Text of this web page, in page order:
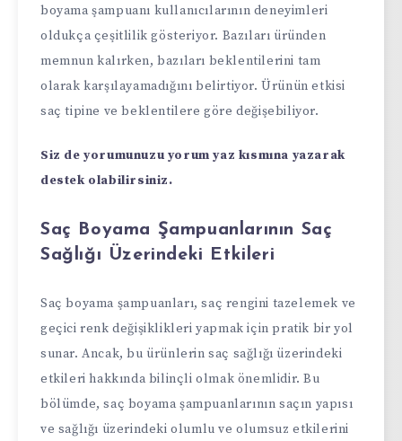
boyama şampuanı kullanıcılarının deneyimleri
oldukça çeşitlilik gösteriyor. Bazıları üründen
memnun kalırken, bazıları beklentilerini tam
olarak karşılayamadığını belirtiyor. Ürünün etkisi
saç tipine ve beklentilere göre değişebiliyor.
Siz de yorumunuzu yorum yaz kısmına yazarak
destek olabilirsiniz.
Saç Boyama Şampuanlarının Saç
Sağlığı Üzerindeki Etkileri
Saç boyama şampuanları, saç rengini tazelemek ve
geçici renk değişiklikleri yapmak için pratik bir yol
sunar. Ancak, bu ürünlerin saç sağlığı üzerindeki
etkileri hakkında bilinçli olmak önemlidir. Bu
bölümde, saç boyama şampuanlarının saçın yapısı
ve sağlığı üzerindeki olumlu ve olumsuz etkilerini